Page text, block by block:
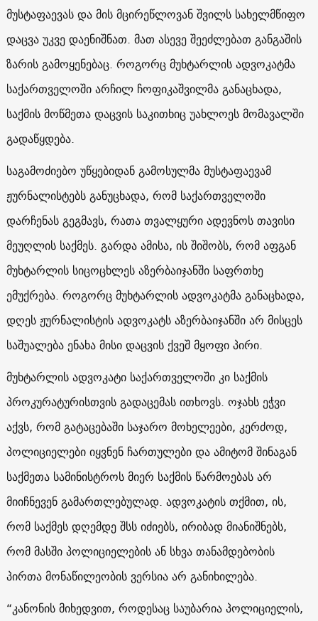
მუსტაფაევას და მის მცირეწლოვან შვილს სახელმწიფო
დაცვა უკვე დაენიშნათ. მათ ასევე შეეძლებათ განგაშის
ზარის გამოყენებაც. როგორც მუხტარლის ადვოკატმა
საქართველოში არჩილ ჩოფიკაშვილმა განაცხადა,
საქმის მოწმეთა დაცვის საკითხიც უახლოეს მომავალში
გადაწყდება.
საგამოძიებო უწყებიდან გამოსულმა მუსტაფაევამ
ჟურნალისტებს განუცხადა, რომ საქართველოში
დარჩენას გეგმავს, რათა თვალყური ადევნოს თავისი
მეუღლის საქმეს. გარდა ამისა, ის შიშობს, რომ აფგან
მუხტარლის სიცოცხლეს აზერბაიჯანში საფრთხე
ემუქრება. როგორც მუხტარლის ადვოკატმა განაცხადა,
დღეს ჟურნალისტის ადვოკატს აზერბაიჯანში არ მისცეს
საშუალება ენახა მისი დაცვის ქვეშ მყოფი პირი.
მუხტარლის ადვოკატი საქართველოში კი საქმის
პროკურატურისთვის გადაცემას ითხოვს. ოჯახს ეჭვი
აქვს, რომ გატაცებაში საჯარო მოხელეები, კერძოდ,
პოლიციელები იყვნენ ჩართულები და ამიტომ შინაგან
საქმეთა სამინისტროს მიერ საქმის წარმოებას არ
მიიჩნევენ გამართლებულად. ადვოკატის თქმით, ის,
რომ საქმეს დღემდე შსს იძიებს, ირიბად მიანიშნებს,
რომ მასში პოლიციელების ან სხვა თანამდებობის
პირთა მონაწილეობის ვერსია არ განიხილება.
“კანონის მიხედვით, როდესაც საუბარია პოლიციელის,